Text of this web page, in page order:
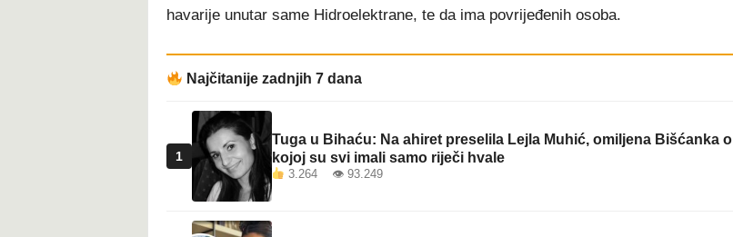
havarije unutar same Hidroelektrane, te da ima povrijeđenih osoba.
Najčitanije zadnjih 7 dana
1
Tuga u Bihaću: Na ahiret preselila Lejla Muhić, omiljena Bišćanka o
kojoj su svi imali samo riječi hvale
3.264 👁 93.249